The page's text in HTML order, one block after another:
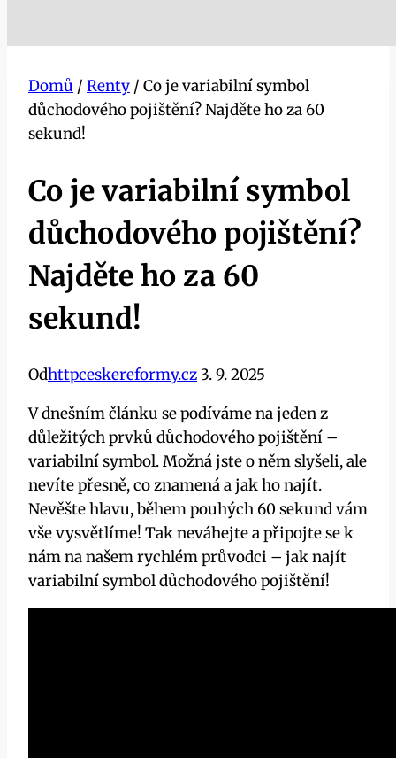
Domů / Renty / Co je variabilní symbol
důchodového pojištění? Najděte ho za 60
sekund!
Co je variabilní symbol
důchodového pojištění?
Najděte ho za 60
sekund!
Odhttpceskereformy.cz3. 9. 2025
V dnešním článku se podíváme na jeden z
důležitých prvků důchodového pojištění –
variabilní symbol. Možná jste o něm slyšeli, ale
nevíte přesně, co znamená a jak ho najít.
Nevěšte hlavu, během pouhých 60 sekund vám
vše vysvětlíme! Tak neváhejte a připojte se k
nám na našem rychlém průvodci – jak najít
variabilní symbol důchodového pojištění!